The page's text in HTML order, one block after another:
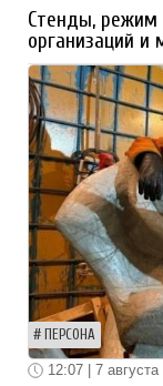
Стенды, режим
организаций и
ПЕРСОНА
12:07 | 7 августа